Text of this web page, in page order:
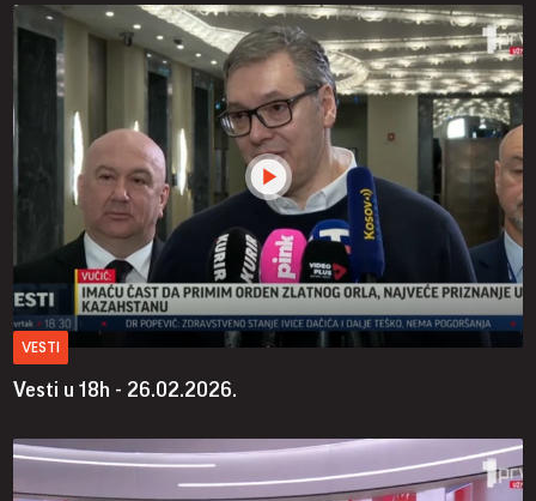
VESTI
Vesti u 18h - 26.02.2026.